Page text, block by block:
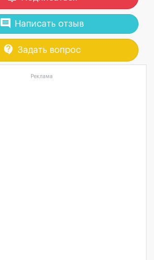
comment Написать отзыв
contact_support Задать вопрос
Реклама